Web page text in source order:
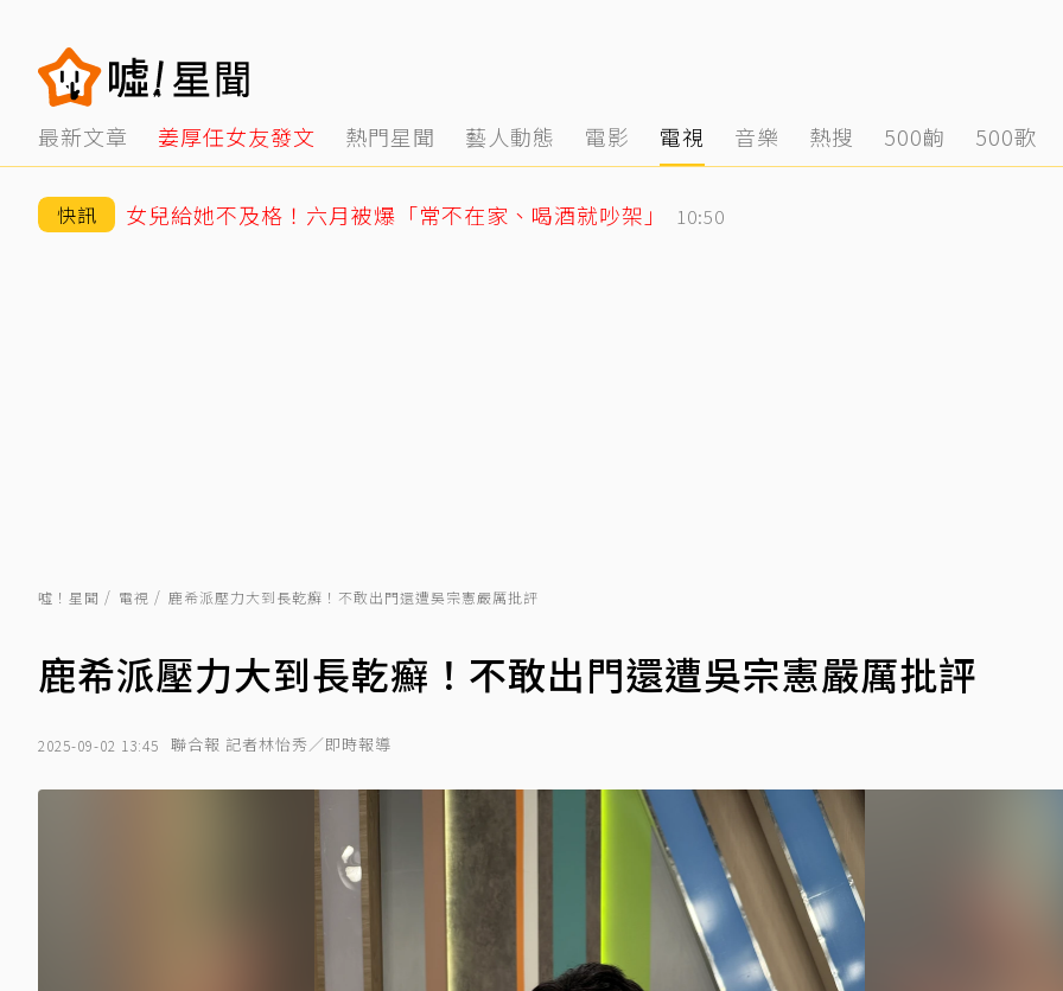
最新文章 姜厚任女友發文 熱門星聞 藝人動態 電影 電視 音樂 熱搜 500齣 500歌
快訊 女兒給她不及格！六月被爆「常不在家、喝酒就吵架」 10:50
噓！星聞 電視 鹿希派壓力大到長乾癬！不敢出門還遭吳宗憲嚴厲批評
鹿希派壓力大到長乾癬！不敢出門還遭吳宗憲嚴厲批評
2025-09-02 13:45 聯合報 記者林怡秀／即時報導